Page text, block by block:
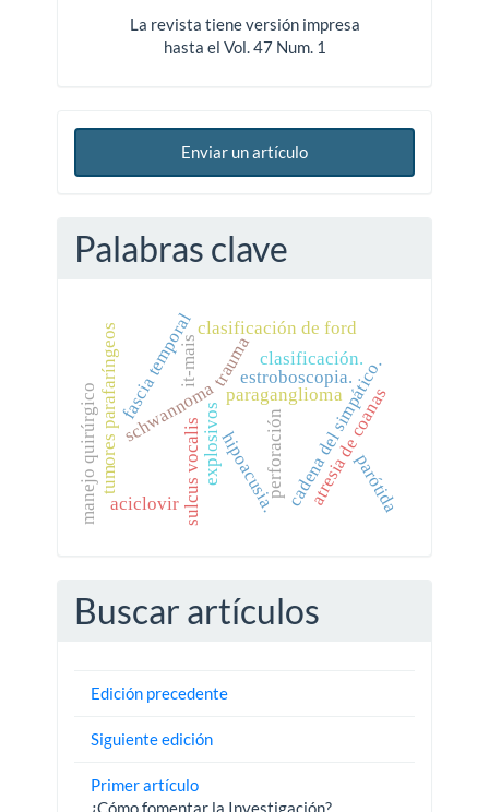
La revista tiene versión impresa
hasta el Vol. 47 Num. 1
Enviar un artículo
Palabras clave
schwannoma paraganglioma
tumores parafaríngeos cadena del simpático.
atresia de coanas
manejo quirúrgico perforación
trauma
explosivoshipoacusia.
sulcus vocalis
fascia temporalclasificación de ford
estroboscopia.
aciclovir parótida
clasificación.
it-mais
Buscar artículos
Edición precedente
Siguiente edición
Primer artículo
¿Cómo fomentar la Investigación?